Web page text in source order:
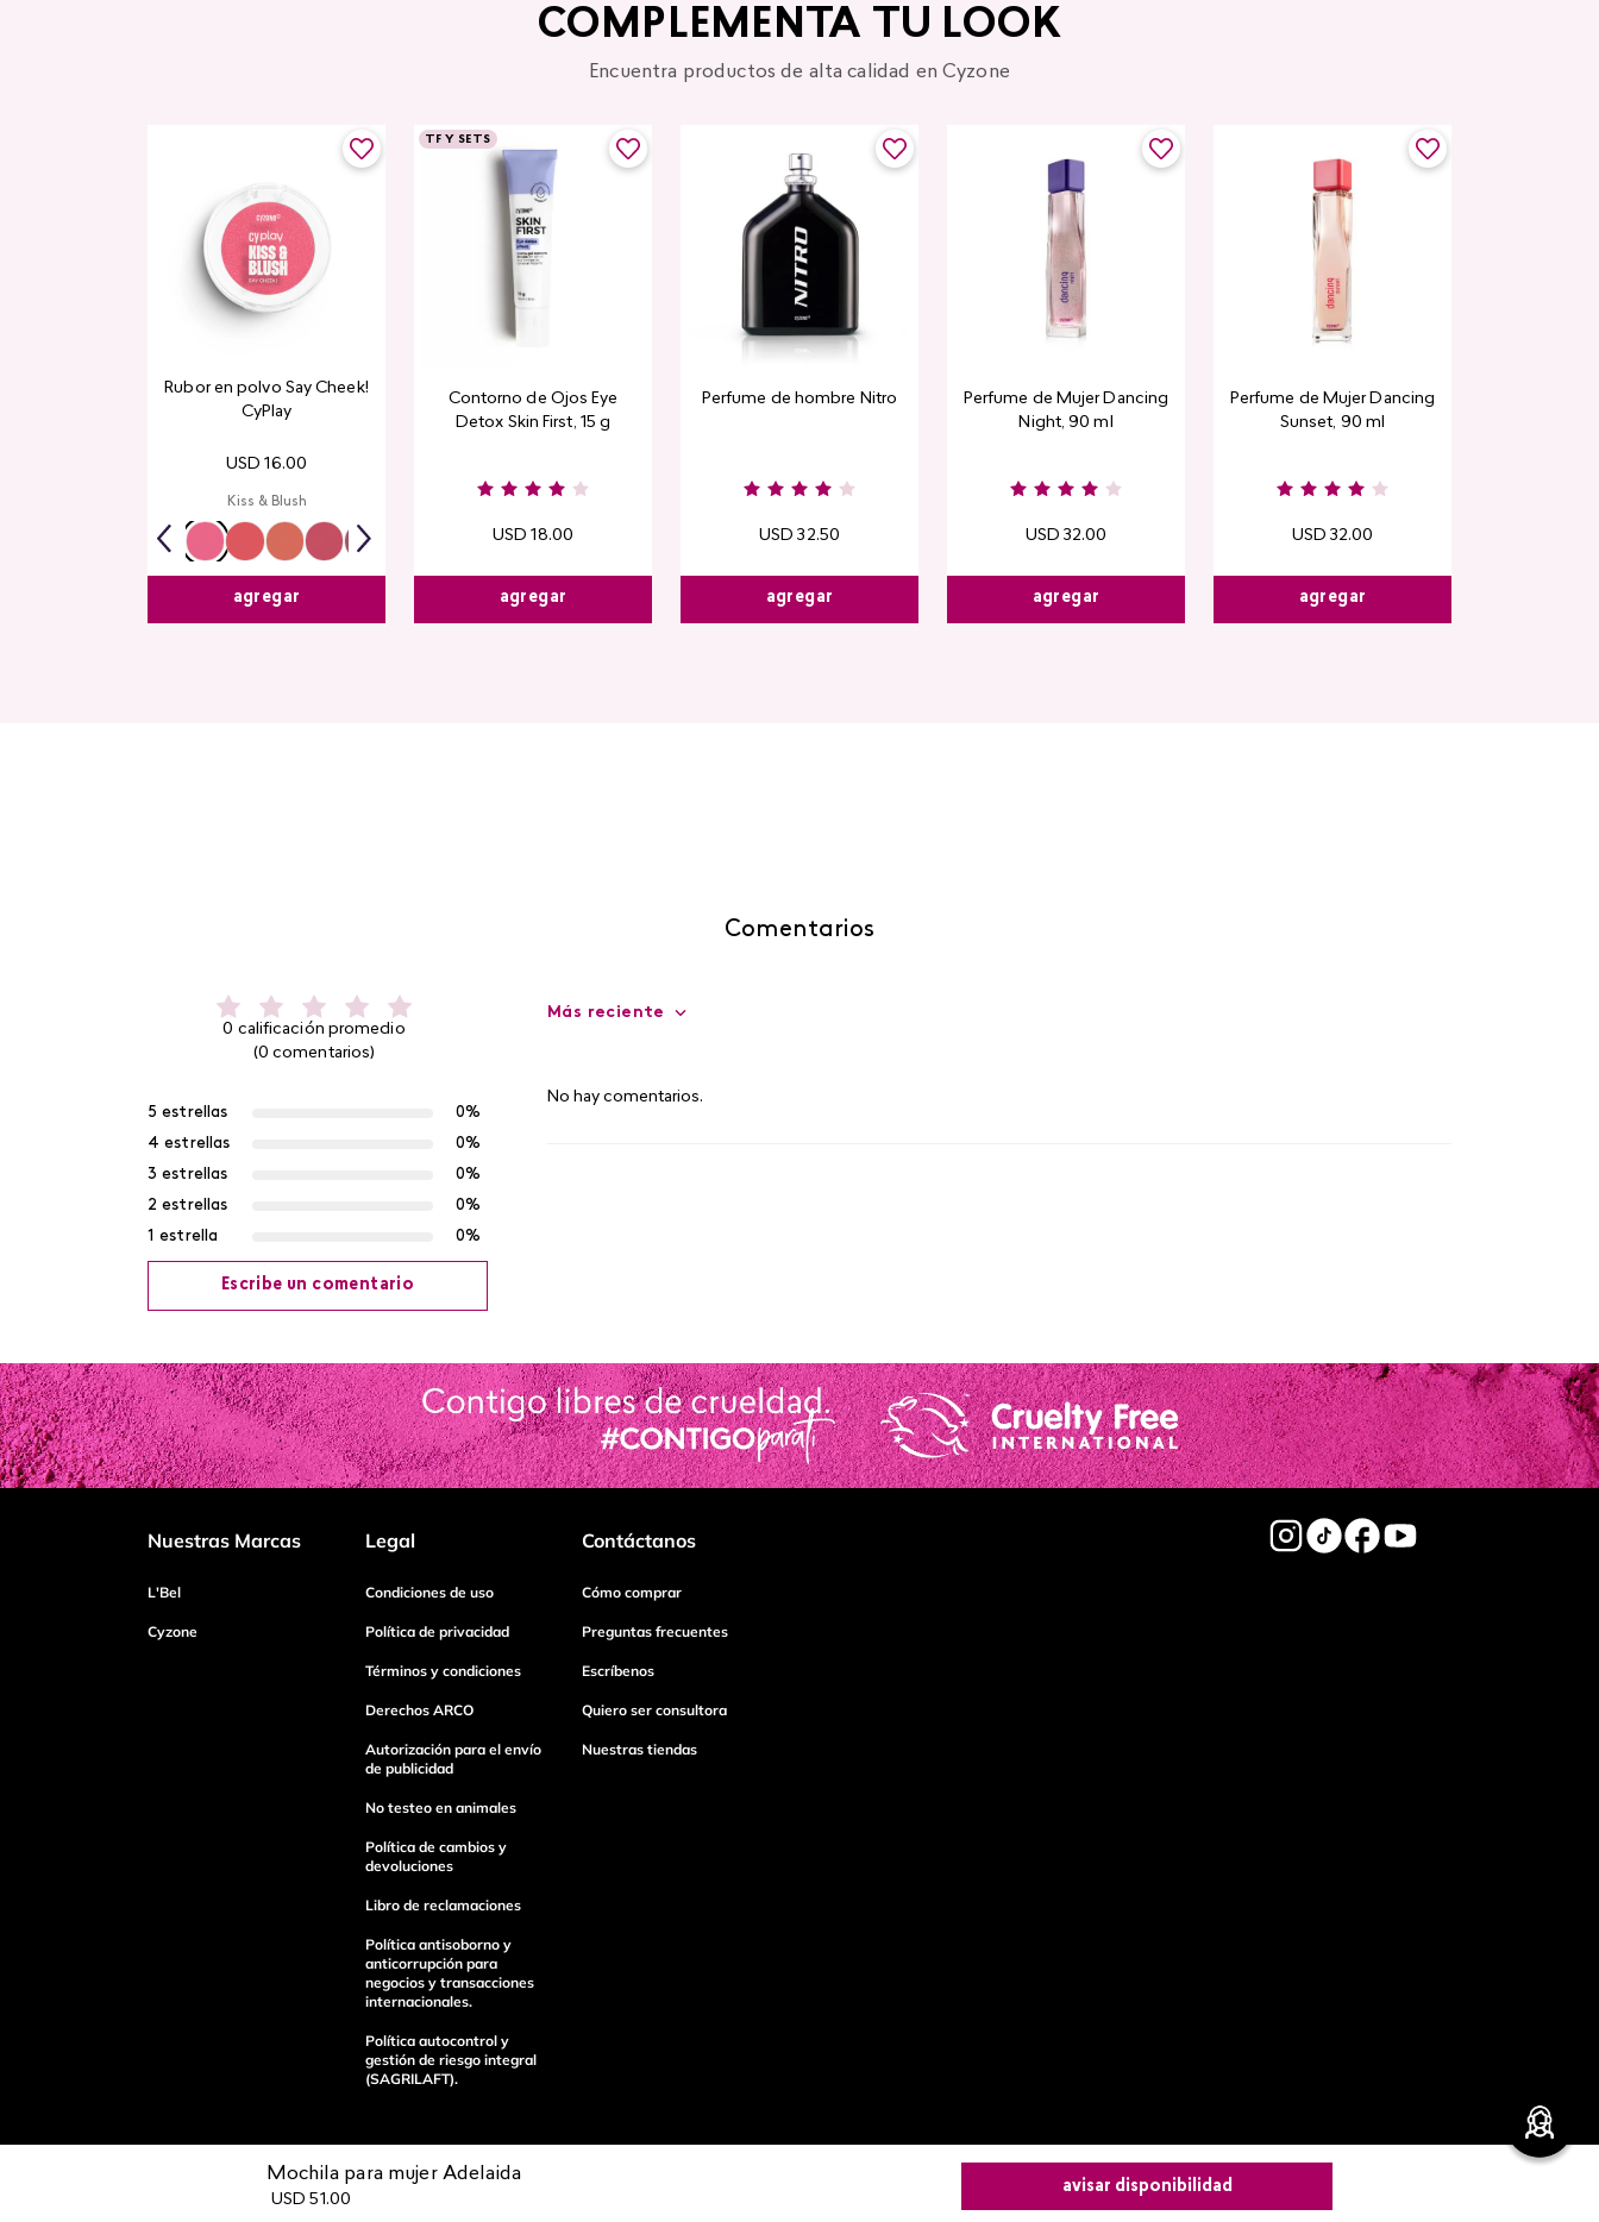
Mochila para mujer Adelaida
USD 51.00
avisar disponibilidad
COMPLEMENTA TU LOOK
Encuentra productos de alta calidad en Cyzone
Rubor en polvo Say Cheek!
CyPlay
USD 16.00
Kiss & Blush
agregar
TF Y SETS
Contorno de Ojos Eye
Detox Skin First, 15 g
USD 18.00
agregar
Perfume de hombre Nitro
USD 32.50
agregar
Perfume de Mujer Dancing
Night, 90 ml
USD 32.00
agregar
Perfume de Mujer Dancing
Sunset, 90 ml
USD 32.00
agregar
Comentarios
0 calificación promedio
(0 comentarios)
5 estrellas
0%
4 estrellas
0%
3 estrellas
0%
2 estrellas
0%
1 estrella
0%
Escribe un comentario
Agregar comentario
Título
Tu nombre
Más reciente
No hay comentarios.
Nuestras Marcas
L'Bel
Cyzone
Legal
Condiciones de uso
Política de privacidad
Términos y condiciones
Derechos ARCO
Autorización para el envío
de publicidad
No testeo en animales
Política de cambios y
devoluciones
Libro de reclamaciones
Política antisoborno y
anticorrupción para
negocios y transacciones
internacionales.
Política autocontrol y
gestión de riesgo integral
(SAGRILAFT).
Contáctanos
Cómo comprar
Preguntas frecuentes
Escríbenos
Quiero ser consultora
Nuestras tiendas
Pagos 100%